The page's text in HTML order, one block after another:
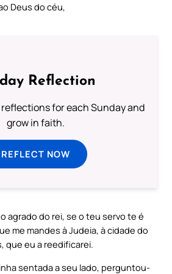
Deus do céu,
Reflection
for each Sunday and
grow in faith.
REFLECT NOW
agrado do rei, se o teu servo te é
me mandes à Judeia, à cidade do
que eu a reedificarei.
sentada a seu lado, perguntou-